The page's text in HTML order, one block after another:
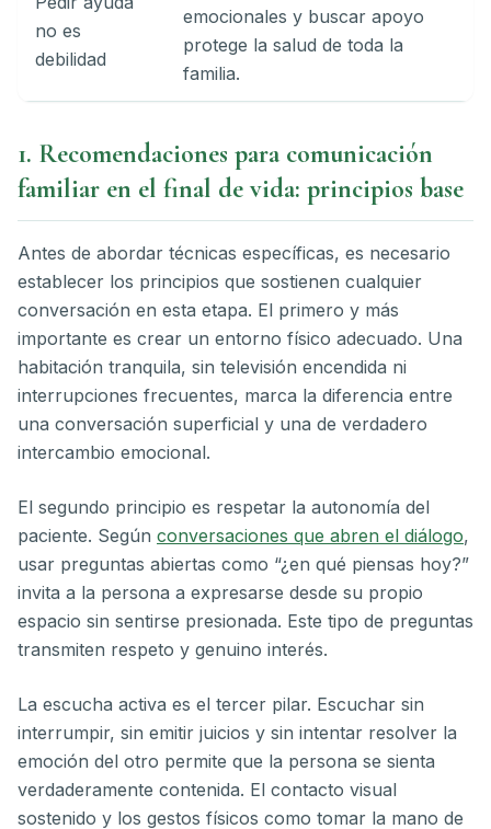
no es
debilidad
emocionales y buscar apoyo
protege la salud de toda la
familia.
1. Recomendaciones para comunicación
familiar en el final de vida: principios base
Antes de abordar técnicas específicas, es necesario
establecer los principios que sostienen cualquier
conversación en esta etapa. El primero y más
importante es crear un entorno físico adecuado. Una
habitación tranquila, sin televisión encendida ni
interrupciones frecuentes, marca la diferencia entre
una conversación superficial y una de verdadero
intercambio emocional.
El segundo principio es respetar la autonomía del
paciente. Según conversaciones que abren el diálogo,
usar preguntas abiertas como “¿en qué piensas hoy?”
invita a la persona a expresarse desde su propio
espacio sin sentirse presionada. Este tipo de preguntas
transmiten respeto y genuino interés.
La escucha activa es el tercer pilar. Escuchar sin
interrumpir, sin emitir juicios y sin intentar resolver la
emoción del otro permite que la persona se sienta
verdaderamente contenida. El contacto visual
sostenido y los gestos físicos como tomar la mano de